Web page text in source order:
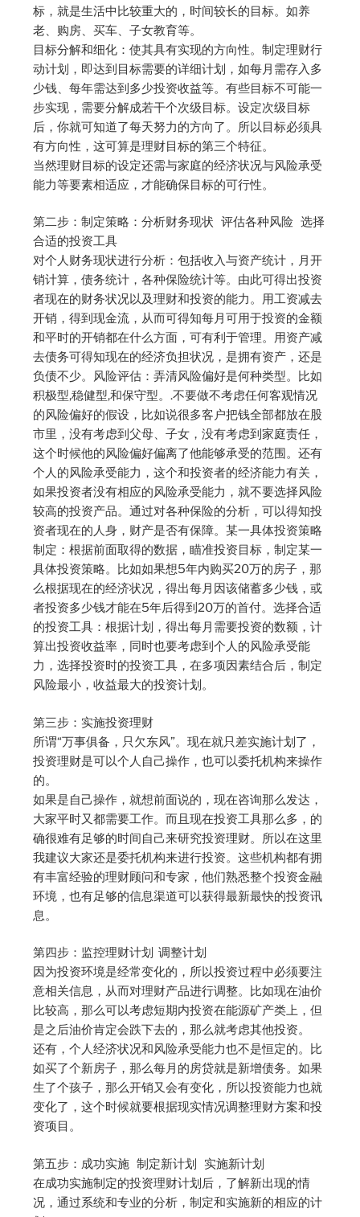
标，就是生活中比较重大的，时间较长的目标。如养
老、购房、买车、子女教育等。
目标分解和细化：使其具有实现的方向性。制定理财行
动计划，即达到目标需要的详细计划，如每月需存入多
少钱、每年需达到多少投资收益等。有些目标不可能一
步实现，需要分解成若干个次级目标。设定次级目标
后，你就可知道了每天努力的方向了。所以目标必须具
有方向性，这可算是理财目标的第三个特征。
当然理财目标的设定还需与家庭的经济状况与风险承受
能力等要素相适应，才能确保目标的可行性。
第二步：制定策略：分析财务现状 评估各种风险 选择
合适的投资工具
对个人财务现状进行分析：包括收入与资产统计，月开
销计算，债务统计，各种保险统计等。由此可得出投资
者现在的财务状况以及理财和投资的能力。用工资减去
开销，得到现金流，从而可得知每月可用于投资的金额
和平时的开销都在什么方面，可有利于管理。用资产减
去债务可得知现在的经济负担状况，是拥有资产，还是
负债不少。风险评估：弄清风险偏好是何种类型。比如
积极型,稳健型,和保守型。.不要做不考虑任何客观情况
的风险偏好的假设，比如说很多客户把钱全部都放在股
市里，没有考虑到父母、子女，没有考虑到家庭责任，
这个时候他的风险偏好偏离了他能够承受的范围。还有
个人的风险承受能力，这个和投资者的经济能力有关，
如果投资者没有相应的风险承受能力，就不要选择风险
较高的投资产品。通过对各种保险的分析，可以得知投
资者现在的人身，财产是否有保障。某一具体投资策略
制定：根据前面取得的数据，瞄准投资目标，制定某一
具体投资策略。比如如果想5年内购买20万的房子，那
么根据现在的经济状况，得出每月因该储蓄多少钱，或
者投资多少钱才能在5年后得到20万的首付。选择合适
的投资工具：根据计划，得出每月需要投资的数额，计
算出投资收益率，同时也要考虑到个人的风险承受能
力，选择投资时的投资工具，在多项因素结合后，制定
风险最小，收益最大的投资计划。
第三步：实施投资理财
所谓“万事俱备，只欠东风”。现在就只差实施计划了，
投资理财是可以个人自己操作，也可以委托机构来操作
的。
如果是自己操作，就想前面说的，现在咨询那么发达，
大家平时又都需要工作。而且现在投资工具那么多，的
确很难有足够的时间自己来研究投资理财。所以在这里
我建议大家还是委托机构来进行投资。这些机构都有拥
有丰富经验的理财顾问和专家，他们熟悉整个投资金融
环境，也有足够的信息渠道可以获得最新最快的投资讯
息。
第四步：监控理财计划 调整计划
因为投资环境是经常变化的，所以投资过程中必须要注
意相关信息，从而对理财产品进行调整。比如现在油价
比较高，那么可以考虑短期内投资在能源矿产类上，但
是之后油价肯定会跌下去的，那么就考虑其他投资。
还有，个人经济状况和风险承受能力也不是恒定的。比
如买了个新房子，那么每月的房贷就是新增债务。如果
生了个孩子，那么开销又会有变化，所以投资能力也就
变化了，这个时候就要根据现实情况调整理财方案和投
资项目。
第五步：成功实施 制定新计划 实施新计划
在成功实施制定的投资理财计划后，了解新出现的情
况，通过系统和专业的分析，制定和实施新的相应的计